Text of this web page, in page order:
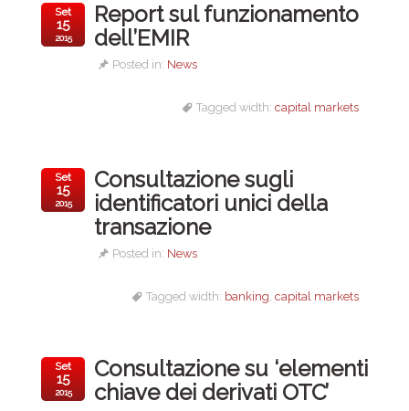
Report sul funzionamento
dell’EMIR
Posted in: News
Set
15
2015
Tagged width: capital markets
Consultazione sugli
identificatori unici della
transazione
Posted in: News
Set
15
2015
Tagged width: banking, capital markets
Consultazione su ‘elementi
chiave dei derivati OTC’
Set
15
2015